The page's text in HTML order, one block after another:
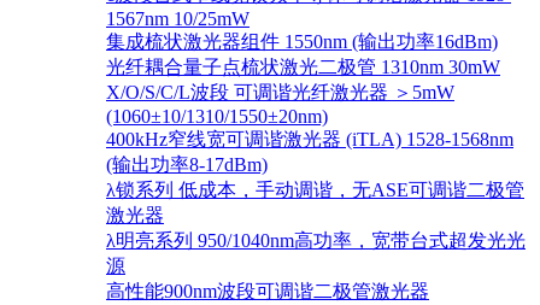
1567nm 10/25mW
集成梳状激光器组件 1550nm (输出功率16dBm)
光纤耦合量子点梳状激光二极管 1310nm 30mW
X/O/S/C/L波段 可调谐光纤激光器 ＞5mW
(1060±10/1310/1550±20nm)
400kHz窄线宽可调谐激光器 (iTLA) 1528-1568nm
(输出功率8-17dBm)
λ锁系列 低成本，手动调谐，无ASE可调谐二极管
激光器
λ明亮系列 950/1040nm高功率，宽带台式超发光光
源
高性能900nm波段可调谐二极管激光器